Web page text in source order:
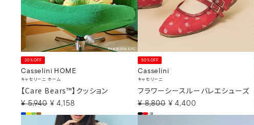
30%OFF
Casselini HOME
キャセリーニ ホーム
【Care Bears™】クッション
¥ 5,940 ¥ 4,158
50%OFF
Casselini
キャセリーニ
フラワーシースルーバレエシューズ
¥ 8,800 ¥ 4,400